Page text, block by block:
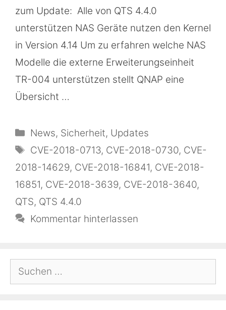
zum Update: Alle von QTS 4.4.0
unterstützen NAS Geräte nutzen den Kernel
in Version 4.14 Um zu erfahren welche NAS
Modelle die externe Erweiterungseinheit
TR-004 unterstützen stellt QNAP eine
Übersicht …
Kategorien
News, Sicherheit, Updates
Schlagwörter
CVE-2018-0713, CVE-2018-0730, CVE-
2018-14629, CVE-2018-16841, CVE-2018-
16851, CVE-2018-3639, CVE-2018-3640,
QTS, QTS 4.4.0
Kommentar hinterlassen
Suchen